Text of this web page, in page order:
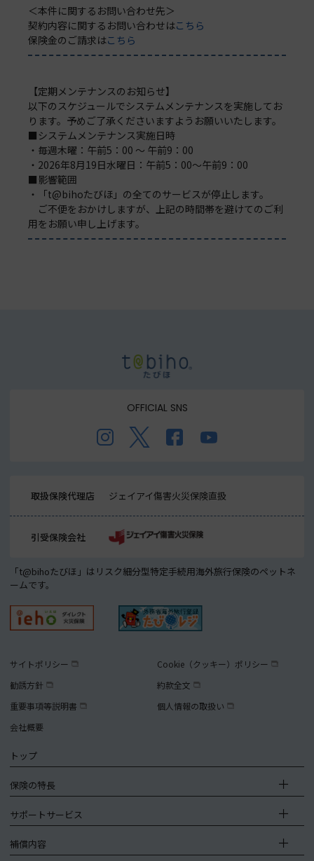
＜本件に関するお問い合わせ先＞
契約内容に関するお問い合わせはこちら
保険金のご請求はこちら
【定期メンテナンスのお知らせ】
以下のスケジュールでシステムメンテナンスを実施してお
ります。予めご了承くださいますようお願いいたします。
■システムメンテナンス実施日時
・毎週木曜：午前5：00 ～ 午前9：00
・2026年8月19日水曜日：午前5：00～午前9：00
■影響範囲
・「t@bihoたびほ」の全てのサービスが停止します。
ご不便をおかけしますが、上記の時間帯を避けてのご利
用をお願い申し上げます。
OFFICIAL SNS
取扱保険代理店 ジェイアイ傷害火災保険直扱
引受保険会社
「t@bihoたびほ」はリスク細分型特定手続用海外旅行保険のペットネ
ームです。
サイトポリシー
Cookie（クッキー）ポリシー
勧誘方針
約款全文
重要事項等説明書
個人情報の取扱い
会社概要
トップ
保険の特長
サポートサービス
補償内容